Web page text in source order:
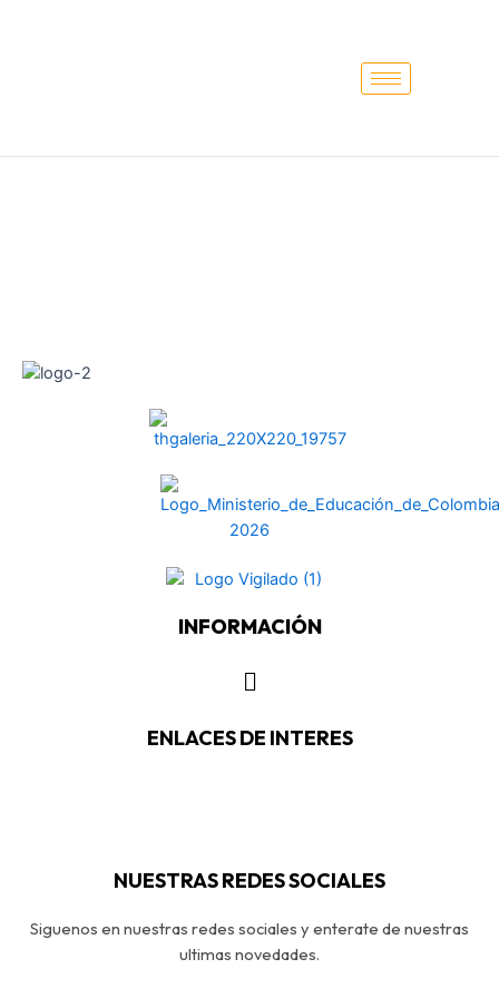
INFORMACIÓN
ENLACES DE INTERES
NUESTRAS REDES SOCIALES
Siguenos en nuestras redes sociales y enterate de nuestras
ultimas novedades.